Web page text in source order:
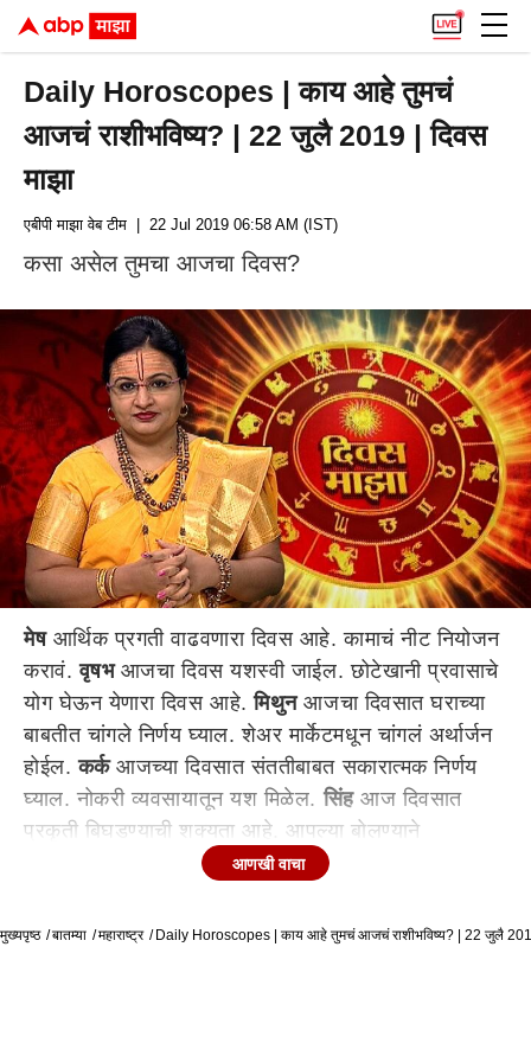
Daily Horoscopes | काय आहे तुमचं
आजचं राशीभविष्य? | 22 जुलै 2019 | दिवस
माझा
एबीपी माझा वेब टीम | 22 Jul 2019 06:58 AM (IST)
कसा असेल तुमचा आजचा दिवस?
मेषआर्थिक प्रगती वाढवणारा दिवस आहे. कामाचं नीट नियोजन
करावं.वृषभआजचा दिवस यशस्वी जाईल. छोटेखानी प्रवासाचे
योग घेऊन येणारा दिवस आहे.मिथुनआजचा दिवसात घराच्या
बाबतीत चांगले निर्णय घ्याल. शेअर मार्केटमधून चांगलं अर्थार्जन
होईल.कर्कआजच्या दिवसात संततीबाबत सकारात्मक निर्णय
घ्याल. नोकरी व्यवसायातून यश मिळेल.सिंहआज दिवसात
प्रकृती बिघडण्याची शक्यता आहे. आपल्या बोलण्याने
समोरच्याचं मन दुखावणार नाही याची दक्षता घ्यावी.
पूर्ण होतील.तूळआजचा दिवस खडतर जाईल. प्रकृतीची
आणखी वाचा
मुख्यपृष्ठ बातम्या महाराष्ट्र Daily Horoscopes | काय आहे तुमचं आजचं राशीभविष्य? | 22 जुलै